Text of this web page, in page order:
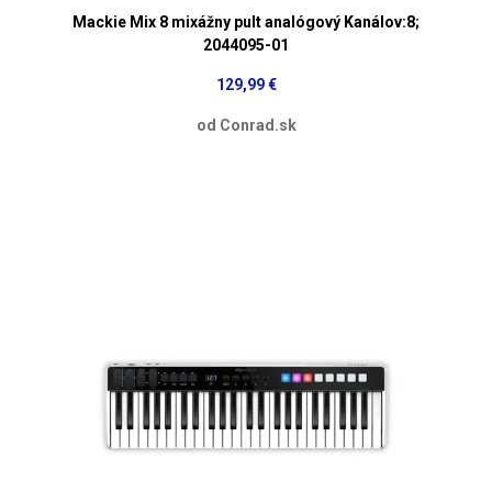
Mackie Mix 8 mixážny pult analógový Kanálov:8;
2044095-01
129,99 €
od Conrad.sk